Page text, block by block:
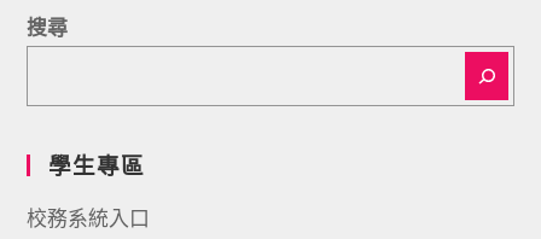
搜尋
學生專區
校務系統入口